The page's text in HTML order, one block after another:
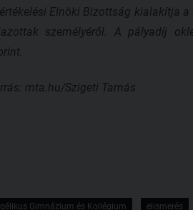
Elnöki Bizottság kialakítja a
személyéről. A pályadíj
mta.hu/Szigeti Tamás
Gimnázium és Kollégium elismerés